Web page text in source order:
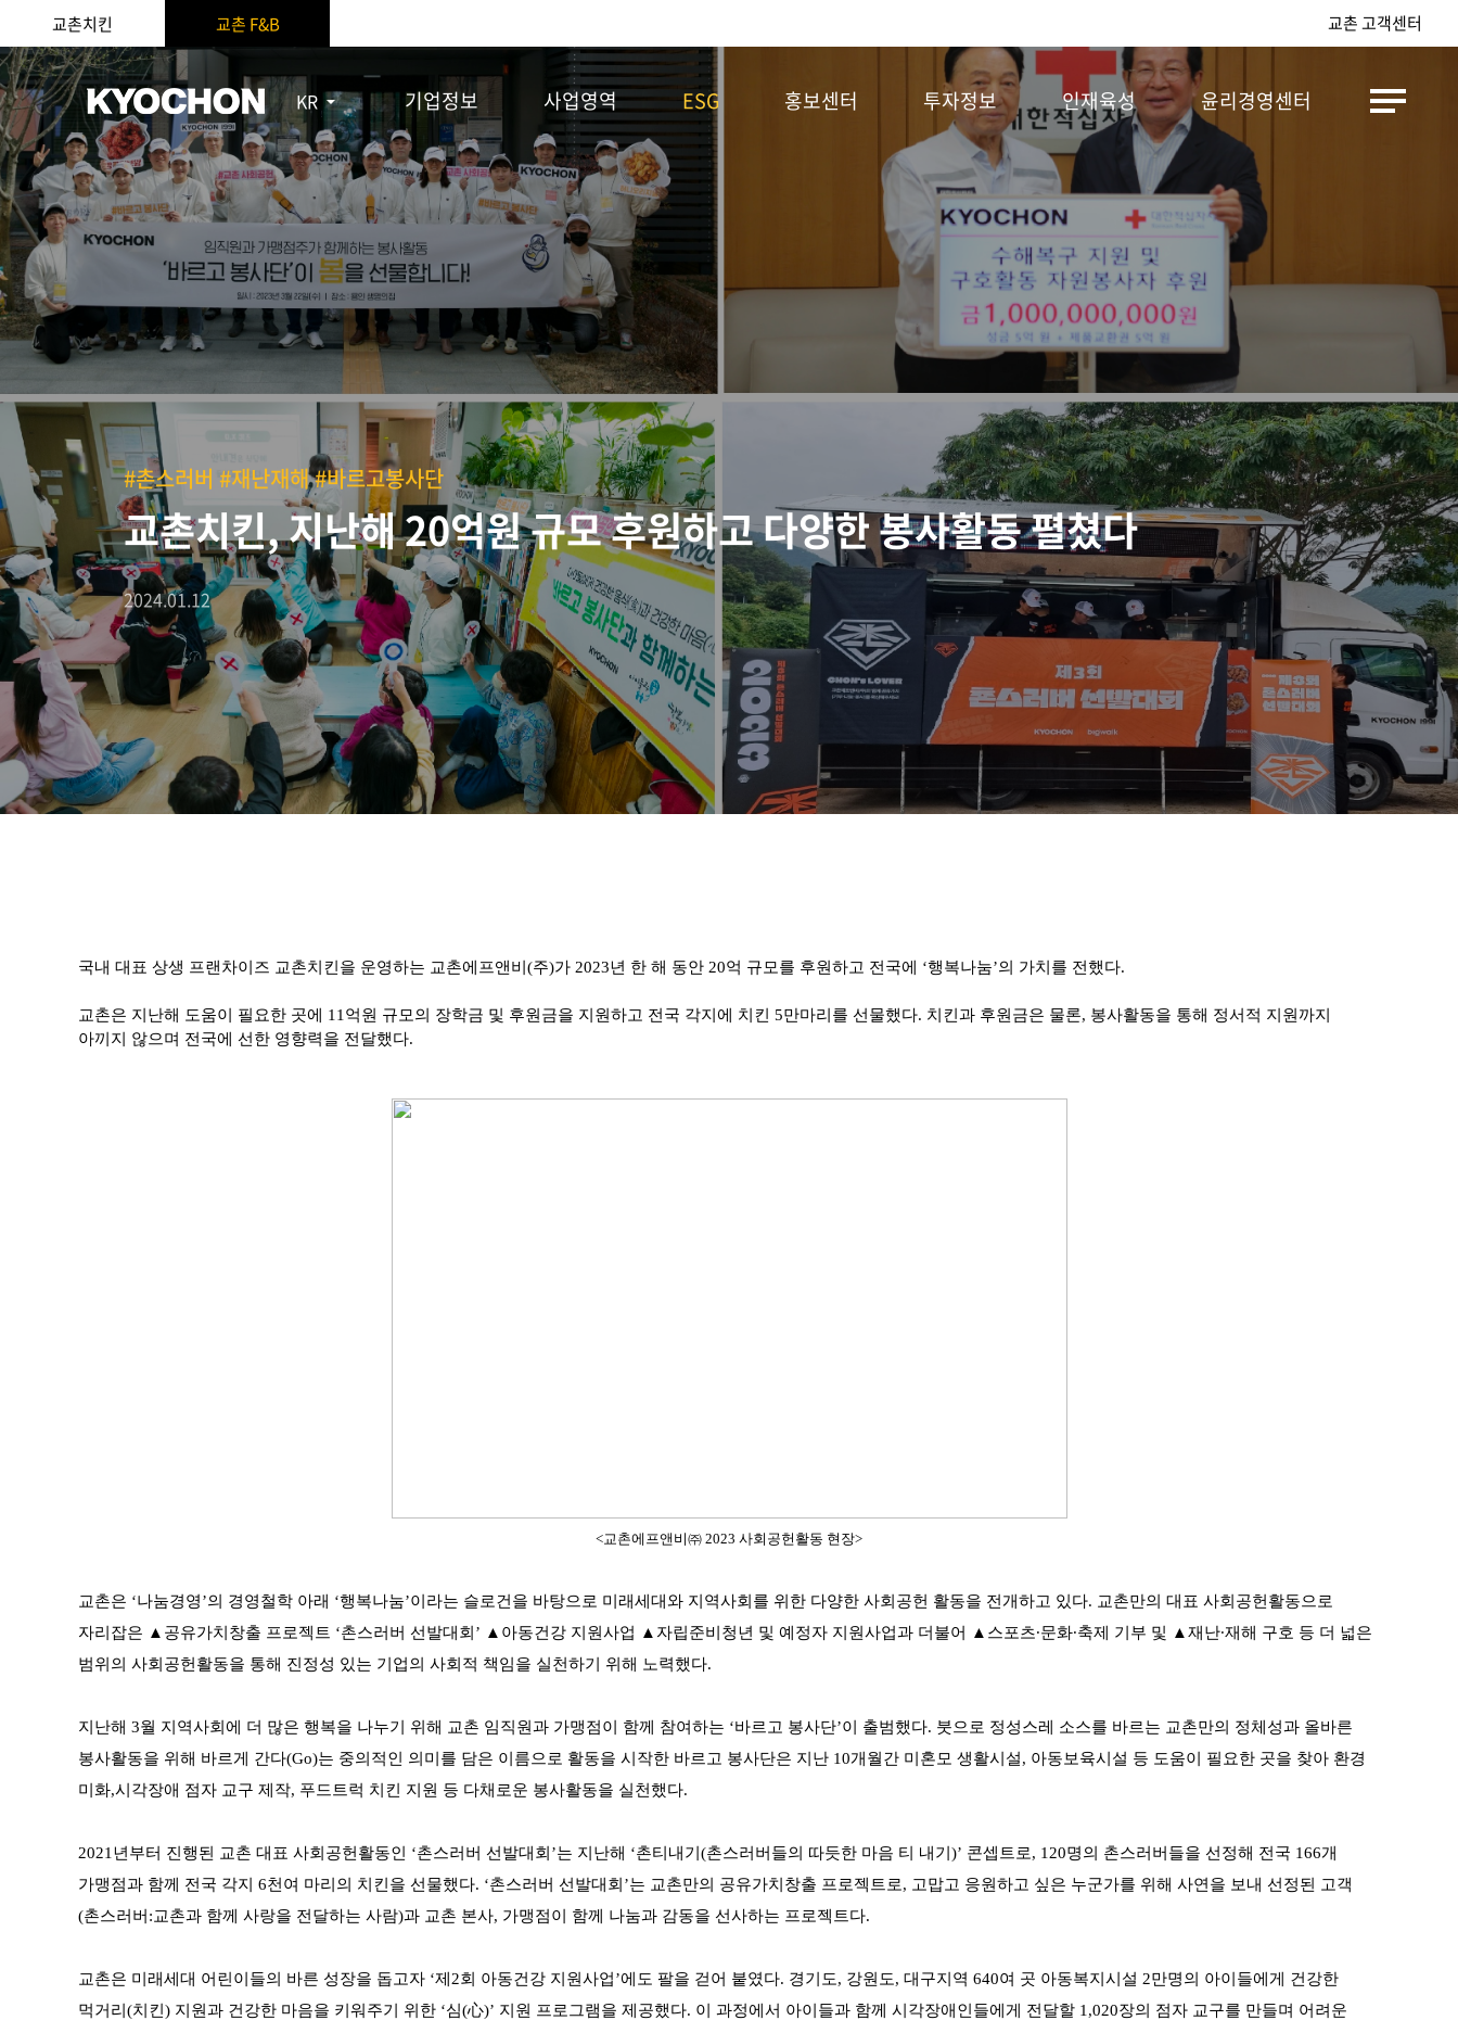
교촌치킨 교촌 F&B 교촌 고객센터
KR 기업정보 사업영역 ESG 홍보센터 투자정보 인재육성 윤리경영센터
#촌스러버 #재난재해 #바르고봉사단
교촌치킨, 지난해 20억원 규모 후원하고 다양한 봉사활동 펼쳤다
2024.01.12
국내 대표 상생 프랜차이즈 교촌치킨을 운영하는 교촌에프앤비(주)가 2023년 한 해 동안 20억 규모를 후원하고 전국에 ‘행복나눔’의 가치를 전했다.
교촌은 지난해 도움이 필요한 곳에 11억원 규모의 장학금 및 후원금을 지원하고 전국 각지에 치킨 5만마리를 선물했다. 치킨과 후원금은 물론, 봉사활동을 통해 정서적 지원까지
아끼지 않으며 전국에 선한 영향력을 전달했다.
<교촌에프앤비㈜ 2023 사회공헌활동 현장>
교촌은 ‘나눔경영’의 경영철학 아래 ‘행복나눔’이라는 슬로건을 바탕으로 미래세대와 지역사회를 위한 다양한 사회공헌 활동을 전개하고 있다. 교촌만의 대표 사회공헌활동으로
자리잡은 ▲공유가치창출 프로젝트 ‘촌스러버 선발대회’ ▲아동건강 지원사업 ▲자립준비청년 및 예정자 지원사업과 더불어 ▲스포츠∙문화∙축제 기부 및 ▲재난∙재해 구호 등 더 넓은
범위의 사회공헌활동을 통해 진정성 있는 기업의 사회적 책임을 실천하기 위해 노력했다.
지난해 3월 지역사회에 더 많은 행복을 나누기 위해 교촌 임직원과 가맹점이 함께 참여하는 ‘바르고 봉사단’이 출범했다. 붓으로 정성스레 소스를 바르는 교촌만의 정체성과 올바른
봉사활동을 위해 바르게 간다(Go)는 중의적인 의미를 담은 이름으로 활동을 시작한 바르고 봉사단은 지난 10개월간 미혼모 생활시설, 아동보육시설 등 도움이 필요한 곳을 찾아 환경
미화,시각장애 점자 교구 제작, 푸드트럭 치킨 지원 등 다채로운 봉사활동을 실천했다.
2021년부터 진행된 교촌 대표 사회공헌활동인 ‘촌스러버 선발대회’는 지난해 ‘촌티내기(촌스러버들의 따듯한 마음 티 내기)’ 콘셉트로, 120명의 촌스러버들을 선정해 전국 166개
가맹점과 함께 전국 각지 6천여 마리의 치킨을 선물했다. ‘촌스러버 선발대회’는 교촌만의 공유가치창출 프로젝트로, 고맙고 응원하고 싶은 누군가를 위해 사연을 보내 선정된 고객
(촌스러버:교촌과 함께 사랑을 전달하는 사람)과 교촌 본사, 가맹점이 함께 나눔과 감동을 선사하는 프로젝트다.
교촌은 미래세대 어린이들의 바른 성장을 돕고자 ‘제2회 아동건강 지원사업’에도 팔을 걷어 붙였다. 경기도, 강원도, 대구지역 640여 곳 아동복지시설 2만명의 아이들에게 건강한
먹거리(치킨) 지원과 건강한 마음을 키워주기 위한 ‘심(心)’ 지원 프로그램을 제공했다. 이 과정에서 아이들과 함께 시각장애인들에게 전달할 1,020장의 점자 교구를 만들며 어려운